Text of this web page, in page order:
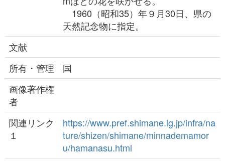
1960（昭和35）年９月30日、県の
天然記念物に指定。
文献
所有・管理
国
画像著作権
者
関連リンク
１
https://www.pref.shimane.lg.jp/infra/na
ture/shizen/shimane/minnademamor
u/hamanasu.html